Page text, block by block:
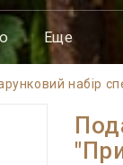
Еще
набір